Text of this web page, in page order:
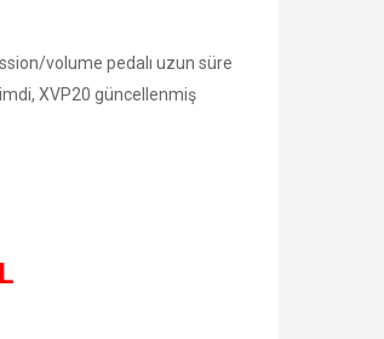
volume pedalı uzun süre
XVP­20 güncellenmiş